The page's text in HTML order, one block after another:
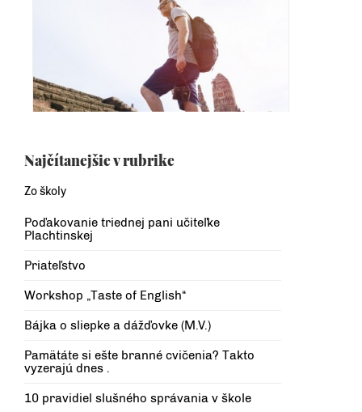
Najčítanejšie v rubrike
Zo školy
Poďakovanie triednej pani učiteľke
Plachtinskej
Priateľstvo
Workshop „Taste of English“
Bájka o sliepke a dážďovke (M.V.)
Pamätáte si ešte branné cvičenia? Takto
vyzerajú dnes .
10 pravidiel slušného správania v škole